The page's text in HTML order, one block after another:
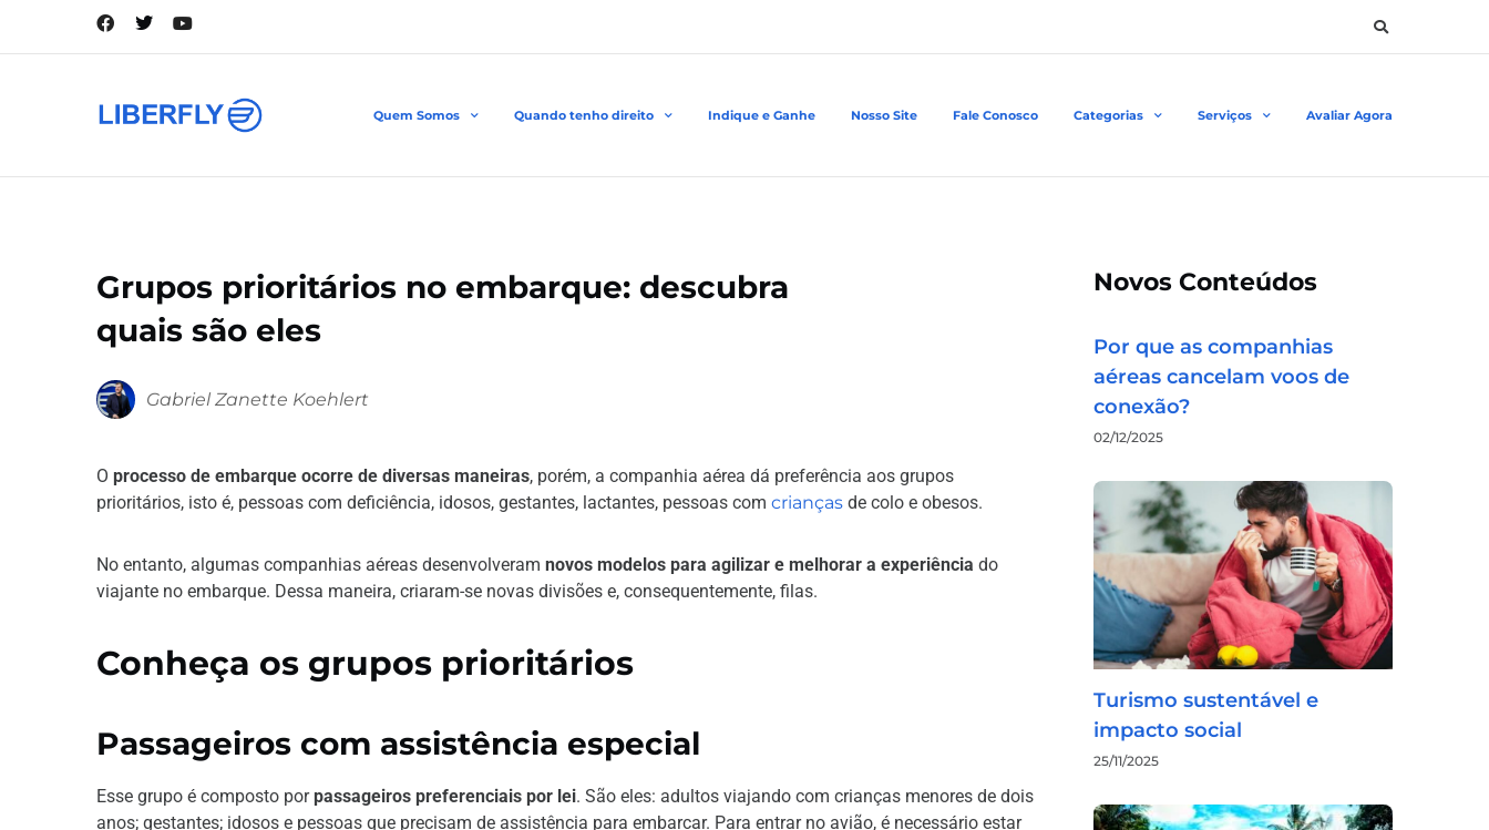
Quem Somos Quando tenho direito Indique e Ganhe Nosso Site Fale Conosco Categorias Serviços Avaliar Agora
Grupos prioritários no embarque: descubra
quais são eles
Gabriel Zanette Koehlert
O processo de embarque ocorre de diversas maneiras, porém, a companhia aérea dá preferência aos grupos
prioritários, isto é, pessoas com deficiência, idosos, gestantes, lactantes, pessoas com crianças de colo e obesos.
No entanto, algumas companhias aéreas desenvolveram novos modelos para agilizar e melhorar a experiência do
viajante no embarque. Dessa maneira, criaram-se novas divisões e, consequentemente, filas.
Conheça os grupos prioritários
Passageiros com assistência especial
Esse grupo é composto porpassageiros preferenciais por lei. São eles: adultos viajando com crianças menores de dois
anos; gestantes; idosos e pessoas que precisam de assistência para embarcar. Para entrar no avião, é necessário estar
Novos Conteúdos
Por que as companhias
aéreas cancelam voos de
conexão?
02/12/2025
Turismo sustentável e
impacto social
25/11/2025